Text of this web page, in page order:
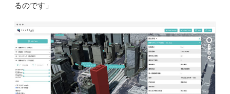
るのです」